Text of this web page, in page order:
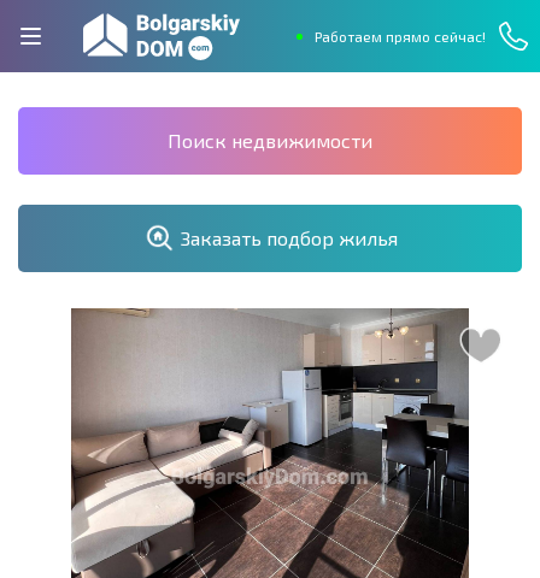
Работаем прямо сейчас!
Поиск недвижимости
Заказать подбор жилья